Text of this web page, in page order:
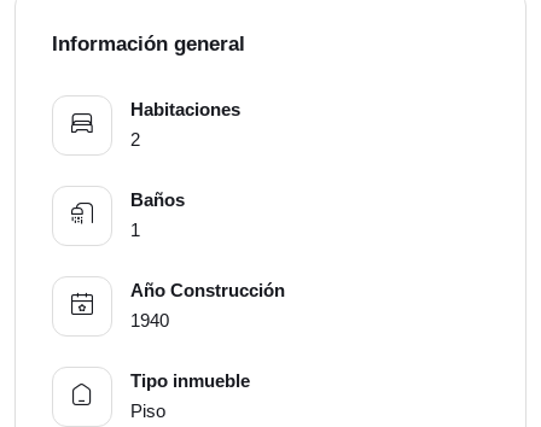
Información general
Habitaciones
2
Baños
1
Año Construcción
1940
Tipo inmueble
Piso